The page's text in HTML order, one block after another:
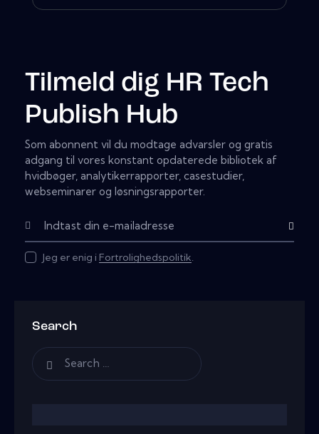
Tilmeld dig HR Tech
Publish Hub
Som abonnent vil du modtage advarsler og gratis
adgang til vores konstant opdaterede bibliotek af
hvidbøger, analytikerrapporter, casestudier,
webseminarer og løsningsrapporter.
Subscribe
Jeg er enig i Fortrolighedspolitik.
Search